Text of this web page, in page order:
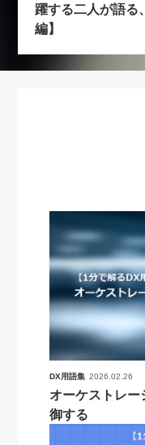
躍する二人が語る
編】
DX用語集 2026.02.26
オーケストレー
御する